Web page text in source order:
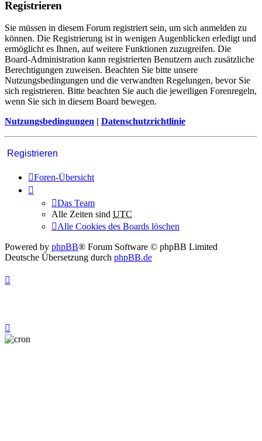
Registrieren
Sie müssen in diesem Forum registriert sein, um sich anmelden zu
können. Die Registrierung ist in wenigen Augenblicken erledigt und
ermöglicht es Ihnen, auf weitere Funktionen zuzugreifen. Die
Board-Administration kann registrierten Benutzern auch zusätzliche
Berechtigungen zuweisen. Beachten Sie bitte unsere
Nutzungsbedingungen und die verwandten Regelungen, bevor Sie
sich registrieren. Bitte beachten Sie auch die jeweiligen Forenregeln,
wenn Sie sich in diesem Board bewegen.
Nutzungsbedingungen | Datenschutzrichtlinie
Registrieren
Foren-Übersicht
Das Team
Alle Zeiten sind UTC
Alle Cookies des Boards löschen
Powered by phpBB® Forum Software © phpBB Limited
Deutsche Übersetzung durch phpBB.de